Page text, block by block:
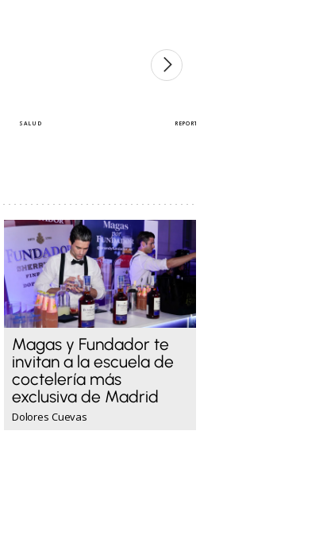
SALUD REPORTAJE
Magas y Fundador te
invitan a la escuela de
coctelería más
exclusiva de Madrid
Dolores Cuevas